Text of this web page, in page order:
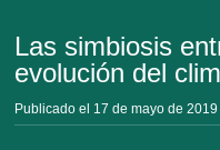
Las simbiosis
evolución del
Publicado el 17 de mayo de 2019